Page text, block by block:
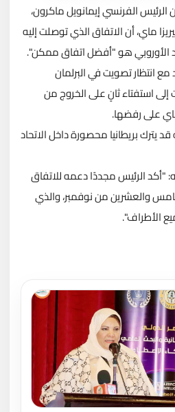
الفرنسي إيمانويل ماكرون،
ماي، أن الاتفاق الذي توصلت إليه
الأوروبي هو "أفضل اتفاق ممكن".
انتظار تصويت في البرلمان
إلى استفتاء ثانٍ على الخروج من
على رفضها.
يترك بريطانيا محصورة داخل الاتحاد
"أكد الرئيس مجددًا دعمه للاتفاق
والعشرين من نوفمبر، والذي
الأطراف".